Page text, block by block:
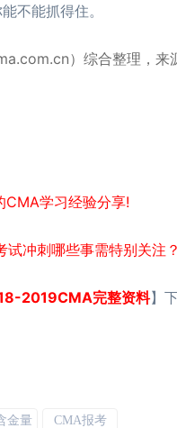
能抓得住。
）综合整理，来
学习经验分享!
冲刺哪些事需特别关注
2019CMA完整资料】
金量 CMA报考